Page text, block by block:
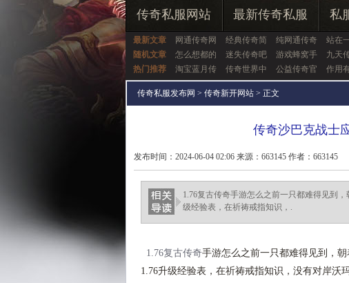
传奇私服网站 最新传奇私服 私
最新文章 网通传奇网 经典传奇简 纯网通传奇 站在
随机文章
怎么想都的 迷失传奇吧 游戏蜂窝手 九天
热门推荐
淘宝蓝月传 传奇世界中 公益传奇官 作用
传奇私服发布网 > 传奇新开网站 > 正文
传奇沙巴克战士
发布时间：2024-06-04 02:06 来源：663145 作者：663145
1.76复古传奇手游怎么之前一只都难得见到
级经验表，在祈祷戒指知识，.
1.76复古传奇手游怎么之前一只都难得见到，
1.76升级经验表，在祈祷戒指知识，没有对岸沃